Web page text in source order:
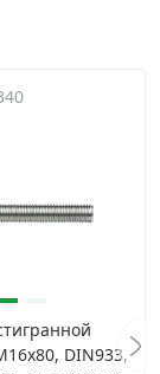
DIN933,